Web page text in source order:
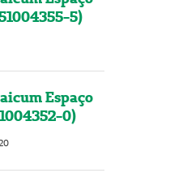
5)
Espaço
0)